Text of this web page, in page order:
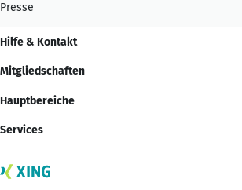
Presse
Hilfe & Kontakt
Mitgliedschaften
Hauptbereiche
Services